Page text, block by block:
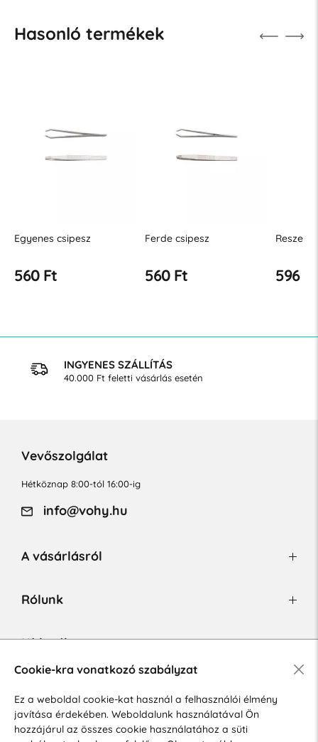
Hasonló termékek
csipesz
Ft
Ferde csipesz
560 Ft
Reszelő S 9
596 Ft
INGYENES SZÁLLÍTÁS
40.000 Ft feletti vásárlás esetén
Vevőszolgálat
Hétköznap 8:00-tól 16:00-ig
info@vohy.hu
A vásárlásról
Rólunk
Hírlevél
Hozzájárulok a személyes adatok marketing célú kezeléséhez.
Személyes adatok védelmére vonatkozó szabályzat.
Cookie-kra vonatkozó szabályzat
Ez a weboldal cookie-kat használ a felhasználói élmény
javítása érdekében. Weboldalunk használatával Ön
hozzájárul az összes cookie használatához a süti